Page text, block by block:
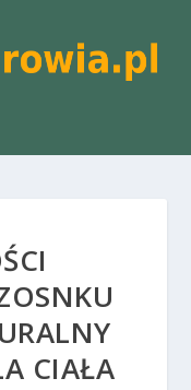
CIAŁA